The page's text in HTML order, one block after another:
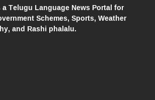
Telugu Language News Portal for
Schemes, Sports, Weather
and Rashi phalalu.